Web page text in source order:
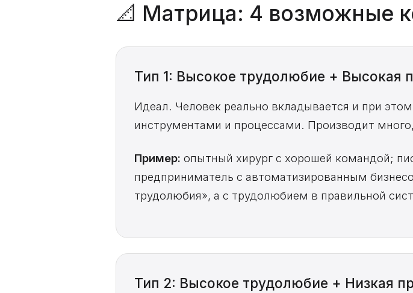
📐 Матрица: 4 возможные
Тип 1: Высокое трудолюбие + Высокая
Идеал. Человек реально вкладывается и при
инструментами и процессами. Производит
Пример: опытный хирург с хорошей командой;
предприниматель с автоматизированным
трудолюбия», а с трудолюбием в правильной
Тип 2: Высокое трудолюбие + Низкая